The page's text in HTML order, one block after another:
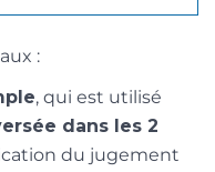
:
, qui est utilisé
dans les 2
du jugement